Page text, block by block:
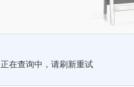
正在查询中，请刷新重试